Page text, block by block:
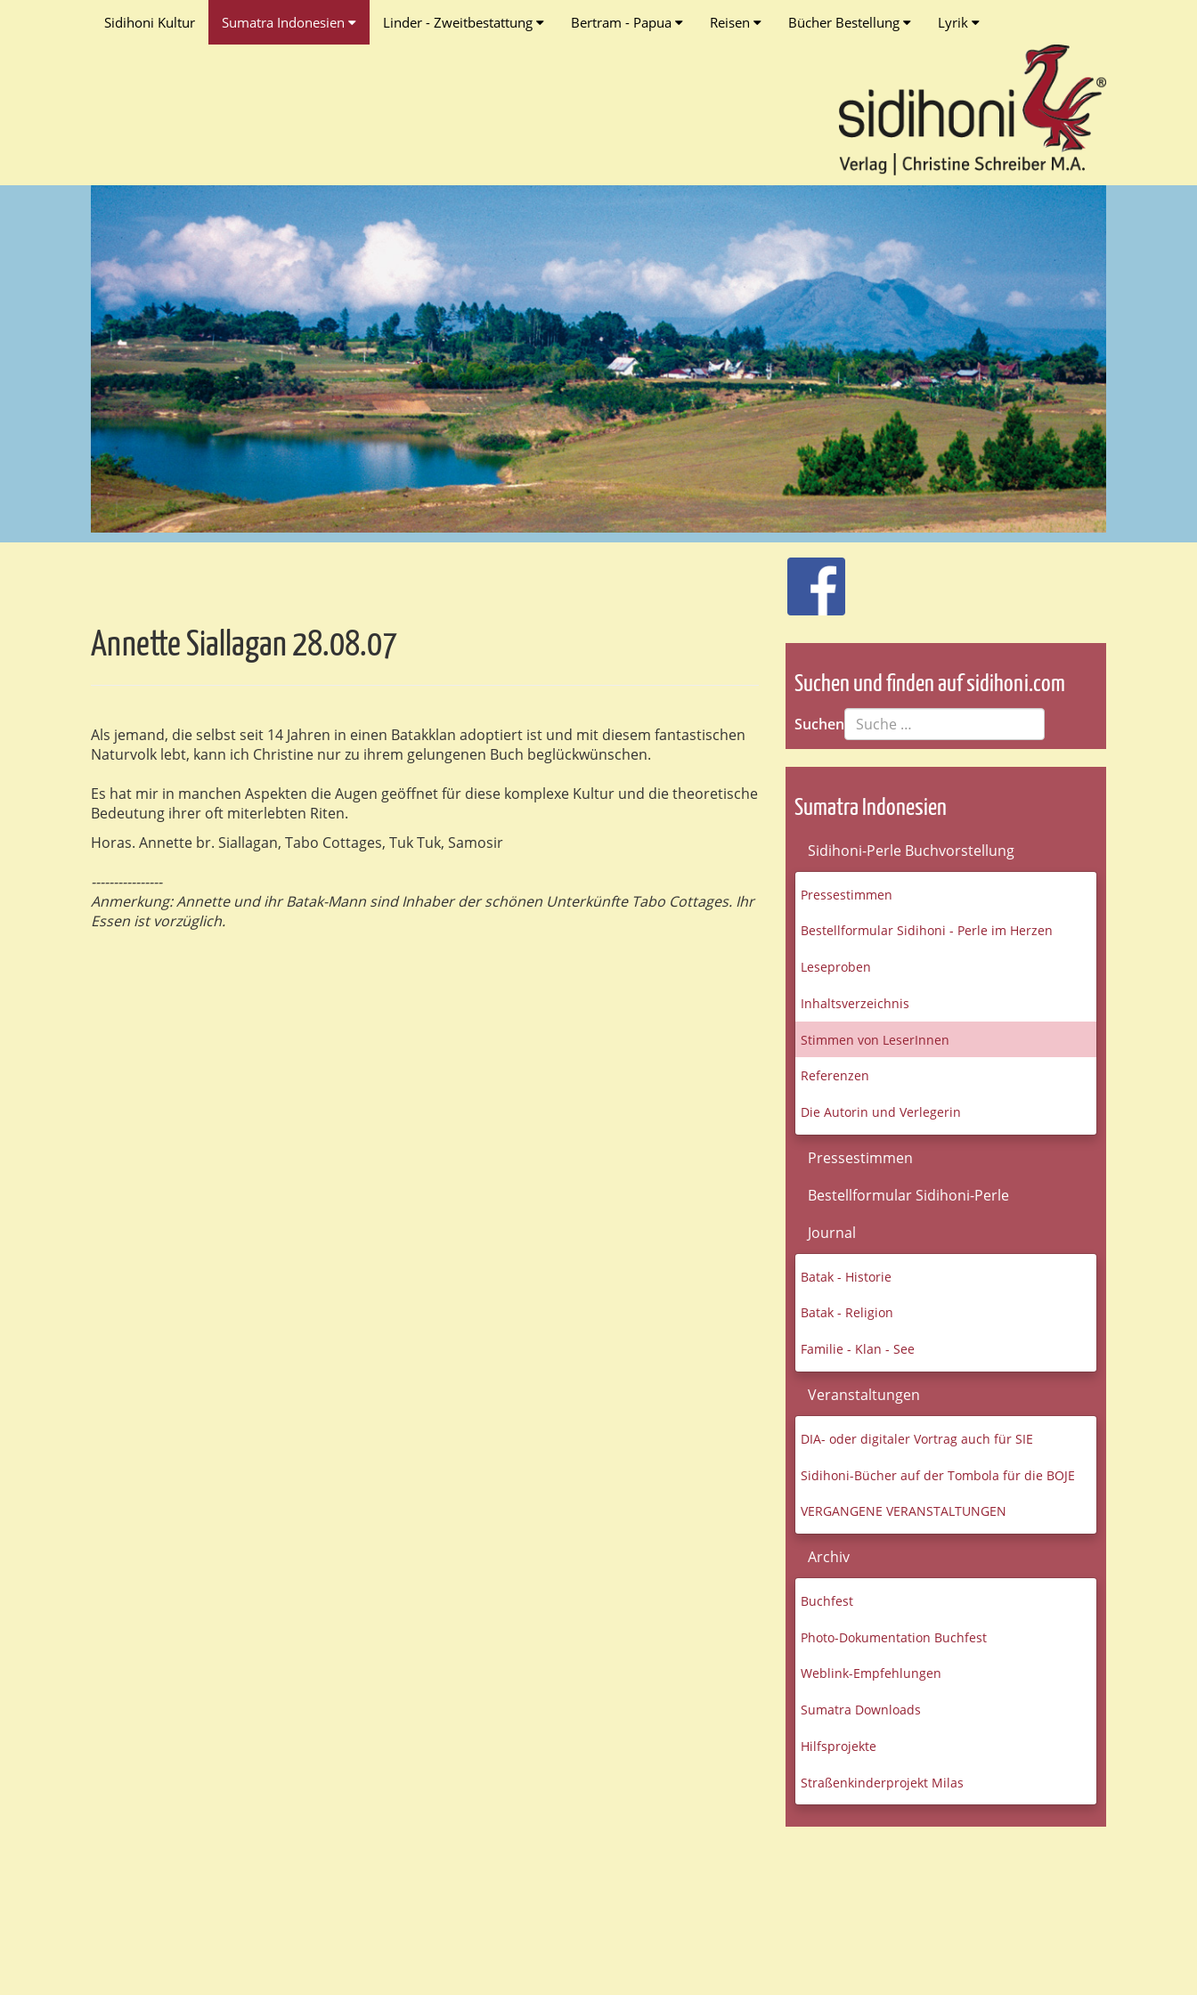
Sidihoni Kultur Sumatra Indonesien Linder - Zweitbestattung Bertram - Papua Reisen Bücher Bestellung Lyrik
Annette Siallagan 28.08.07
Als jemand, die selbst seit 14 Jahren in einen Batakklan adoptiert ist und mit diesem fantastischen
Naturvolk lebt, kann ich Christine nur zu ihrem gelungenen Buch beglückwünschen.
Es hat mir in manchen Aspekten die Augen geöffnet für diese komplexe Kultur und die theoretische
Bedeutung ihrer oft miterlebten Riten.
Horas. Annette br. Siallagan, Tabo Cottages, Tuk Tuk, Samosir
----------------
Anmerkung: Annette und ihr Batak-Mann sind Inhaber der schönen Unterkünfte Tabo Cottages. Ihr
Essen ist vorzüglich.
Suchen und finden auf sidihoni.com
Suchen
Sumatra Indonesien
Sidihoni-Perle Buchvorstellung
Pressestimmen
Bestellformular Sidihoni - Perle im Herzen
Leseproben
Inhaltsverzeichnis
Stimmen von LeserInnen
Referenzen
Die Autorin und Verlegerin
Pressestimmen
Bestellformular Sidihoni-Perle
Journal
Batak - Historie
Batak - Religion
Familie - Klan - See
Veranstaltungen
DIA- oder digitaler Vortrag auch für SIE
Sidihoni-Bücher auf der Tombola für die BOJE
VERGANGENE VERANSTALTUNGEN
Archiv
Buchfest
Photo-Dokumentation Buchfest
Weblink-Empfehlungen
Sumatra Downloads
Hilfsprojekte
Straßenkinderprojekt Milas